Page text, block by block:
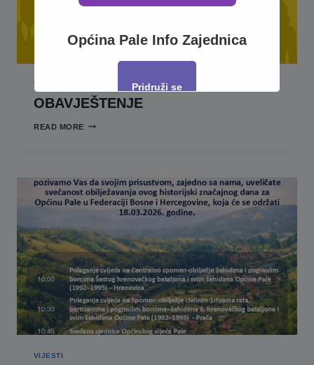
VIJESTI
OBAVJEŠTENJE
READ MORE OBAVJEŠTENJE
VIJESTI
Općina Pale Info Zajednica
Pridruži se
This will close in